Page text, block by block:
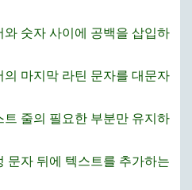
와 숫자 사이에 공백을 삽입하
의 마지막 라틴 문자를 대문자
트 줄의 필요한 부분만 유지하
문자 뒤에 텍스트를 추가하는